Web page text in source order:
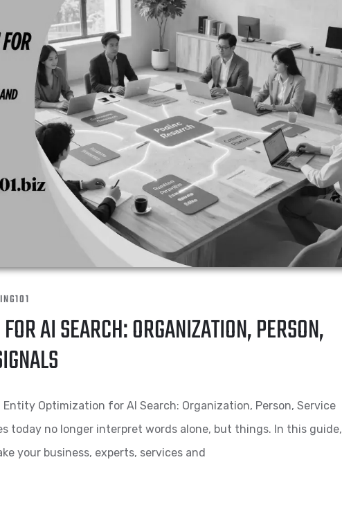
AI SEARCH: ORGANIZATION, PERSON,
Optimization for AI Search: Organization, Person, Service
today no longer interpret words alone, but things. In this guide,
your business, experts, services and